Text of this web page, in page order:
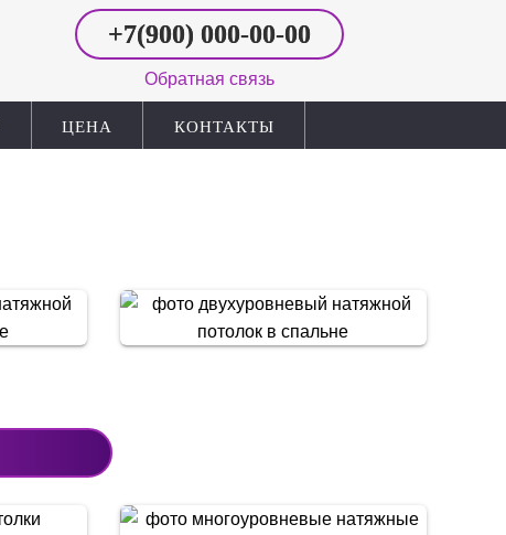
+7(900) 000‑00-00
Обратная связь
ЦЕНА КОНТАКТЫ